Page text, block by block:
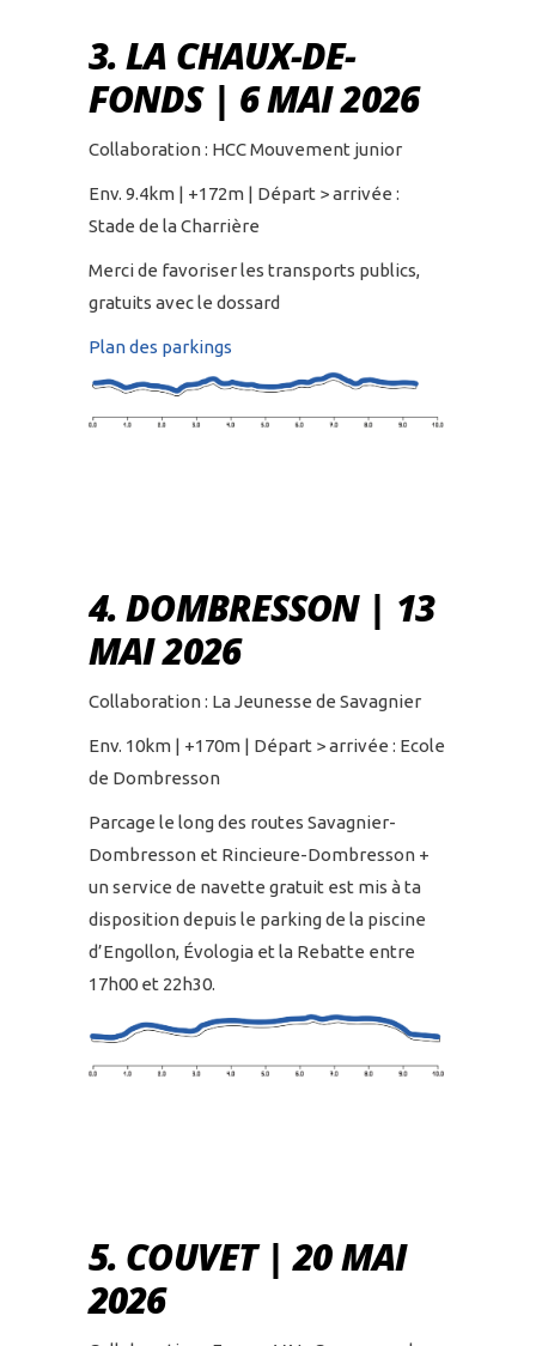
3. LA CHAUX-DE-
FONDS | 6 MAI 2026
Collaboration : HCC Mouvement junior
Env. 9.4km | +172m | Départ > arrivée :
Stade de la Charrière
Merci de favoriser les transports publics,
gratuits avec le dossard
Plan des parkings
4. DOMBRESSON | 13
MAI 2026
Collaboration : La Jeunesse de Savagnier
Env. 10km | +170m | Départ > arrivée : Ecole
de Dombresson
Parcage le long des routes Savagnier-
Dombresson et Rincieure-Dombresson +
un service de navette gratuit est mis à ta
disposition depuis le parking de la piscine
d’Engollon, Évologia et la Rebatte entre
17h00 et 22h30.
5. COUVET | 20 MAI
2026